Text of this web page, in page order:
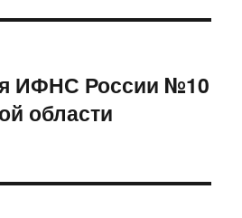
ИФНС России №10
области